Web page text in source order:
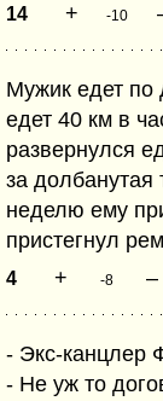
14 + -10
Мужик едет по
едет 40 км в
развернулся
за
неделю ему
пристегнул
4 + -8 –
- Экс-канцлер
- Не уж то